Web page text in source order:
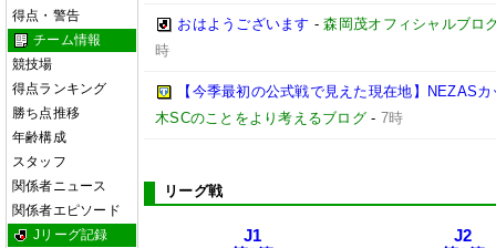
得点・警告
チーム情報
競技場
得点ランキング
勝ち点推移
年齢構成
スタッフ
関係者ニュース
関係者エピソード
Jリーグ記録
おはようございます -森岡茂オフィシャルブロ
時
【今季最初の公式戦で見えた現在地】NEZAS
木SCのことをより考えるブログ - 7時
リーグ戦
J1
J2